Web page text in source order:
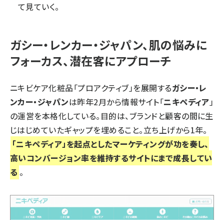
て見ていく。
ガシー・レンカー・ジャパン、肌の悩みに
フォーカス、潜在客にアプローチ
ニキビケア化粧品「プロアクティブ」を展開するガシー・レ
ンカー・ジャパンは昨年2月から情報サイト「ニキペディア」
の運営を本格化している。目的は、ブランドと顧客の間に生
じはじめていたギャップを埋めること。立ち上げから1年。
「ニキペディア」を起点としたマーケティングが功を奏し、
高いコンバージョン率を維持するサイトにまで成長してい
る 。